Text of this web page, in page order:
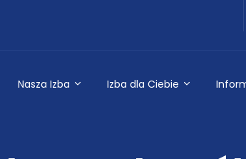
Nasza Izba Izba dla Ciebie